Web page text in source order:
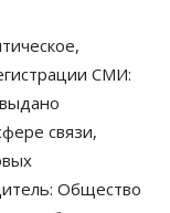
области
в
СМИ:
связи,
Общество